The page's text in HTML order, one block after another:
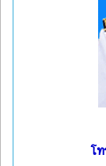
โ